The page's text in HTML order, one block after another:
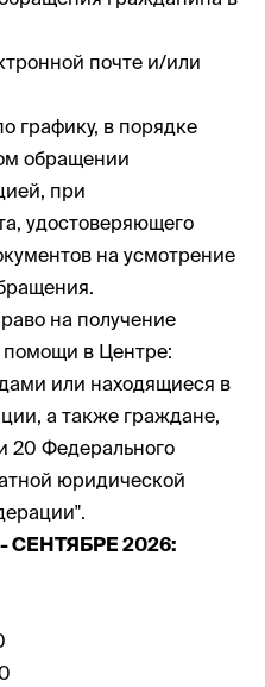
почте и/или
графику, в порядке
обращении
при
удостоверяющего
на усмотрение
на получение
помощи в Центре:
или находящиеся в
а также граждане,
20 Федерального
юридической
СЕНТЯБРЕ 2026: